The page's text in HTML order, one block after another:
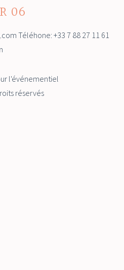
06
Téléhone: +33 7 88 27 11 61
l'événementiel
réservés